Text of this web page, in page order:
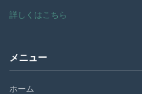
詳しくはこちら
メニュー
ホーム